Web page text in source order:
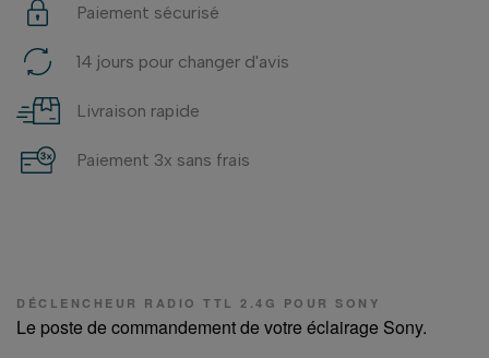
Paiement sécurisé
14 jours pour changer d'avis
Livraison rapide
Paiement 3x sans frais
DÉCLENCHEUR RADIO TTL 2.4G POUR SONY
Le poste de commandement de votre éclairage Sony.